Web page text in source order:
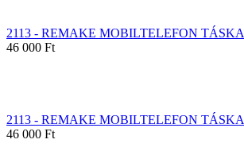
2113 - REMAKE MOBILTELEFON TÁSKA
46 000 Ft
2113 - REMAKE MOBILTELEFON TÁSKA
46 000 Ft